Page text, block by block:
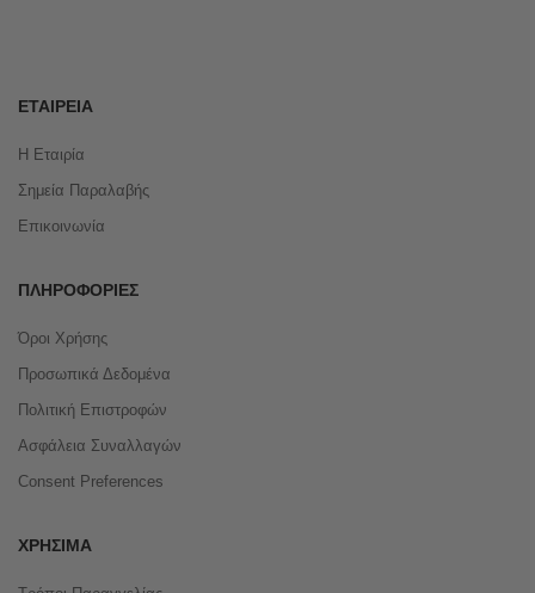
ΕΤΑΙΡΕΊΑ
Η Εταιρία
Σημεία Παραλαβής
Επικοινωνία
ΠΛΗΡΟΦΟΡΊΕΣ
Όροι Χρήσης
Προσωπικά Δεδομένα
Πολιτική Επιστροφών
Ασφάλεια Συναλλαγών
Consent Preferences
ΧΡΉΣΙΜΑ